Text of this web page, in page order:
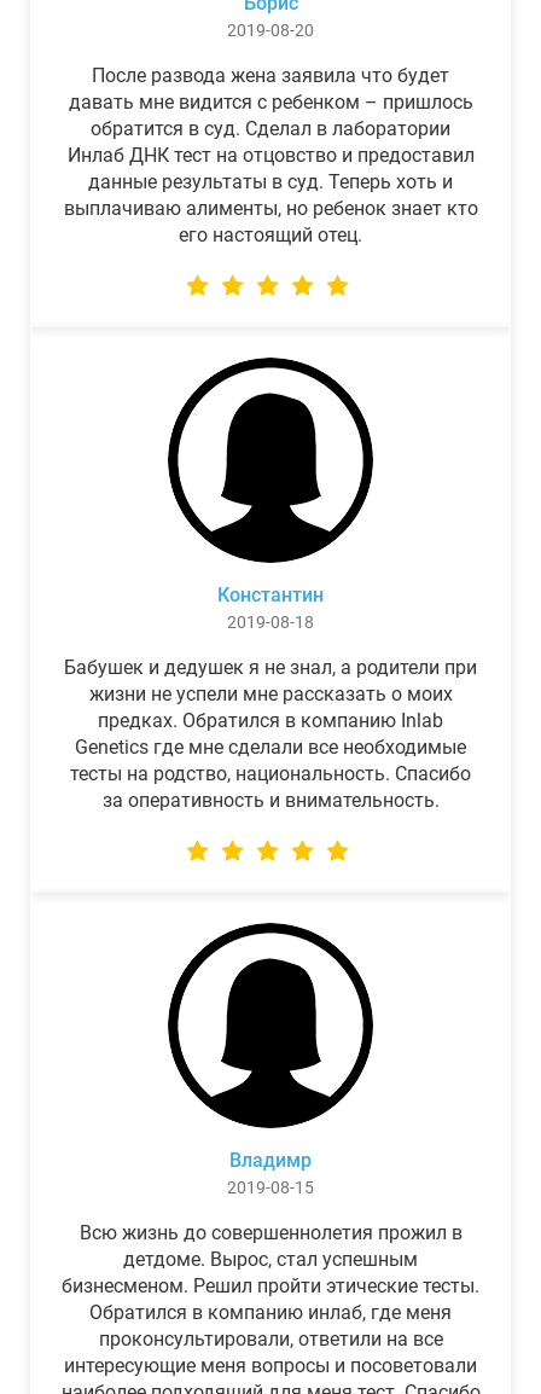
2019-08-20
После развода жена заявила что будет
давать мне видится с ребенком – пришлось
обратится в суд. Сделал в лаборатории
Инлаб ДНК тест на отцовство и предоставил
данные результаты в суд. Теперь хоть и
выплачиваю алименты, но ребенок знает кто
его настоящий отец.
Константин
2019-08-18
Бабушек и дедушек я не знал, а родители при
жизни не успели мне рассказать о моих
предках. Обратился в компанию Inlab
Genetics где мне сделали все необходимые
тесты на родство, национальность. Спасибо
за оперативность и внимательность.
Владимр
2019-08-15
Всю жизнь до совершеннолетия прожил в
детдоме. Вырос, стал успешным
бизнесменом. Решил пройти этические тесты.
Обратился в компанию инлаб, где меня
проконсультировали, ответили на все
интересующие меня вопросы и посоветовали